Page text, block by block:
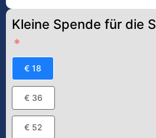
Kleine Spende für die
€ 18
€ 36
€ 52